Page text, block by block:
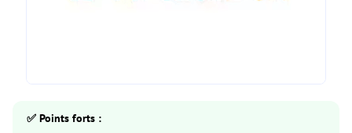
✅ Points forts :